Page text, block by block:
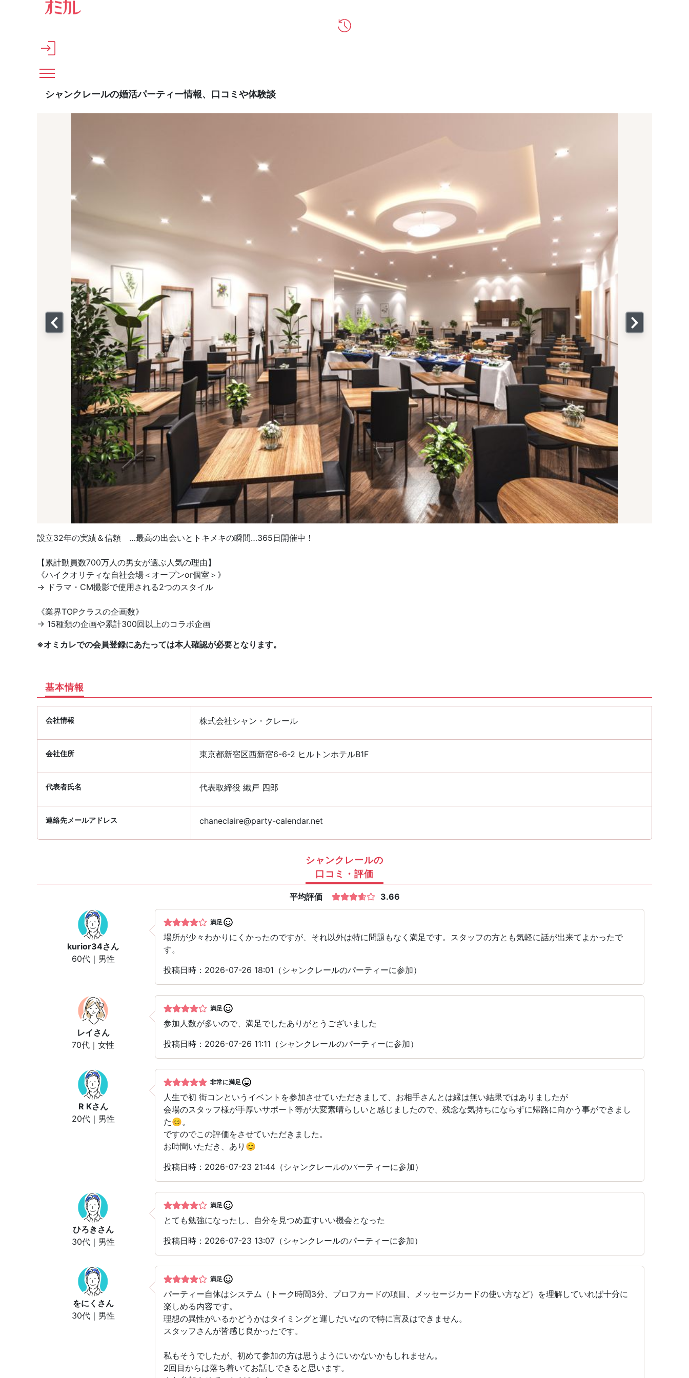
メインコンテンツへスキップ
シャンクレールの婚活パーティー情報、口コミや体験談
設立32年の実績＆信頼 …最高の出会いとトキメキの瞬間…365日開催中！
【累計動員数700万人の男女が選ぶ人気の理由】
《ハイクオリティな自社会場＜オープンor個室＞》
→ ドラマ・CM撮影で使用される2つのスタイル
《業界TOPクラスの企画数》
→ 15種類の企画や累計300回以上のコラボ企画
※オミカレでの会員登録にあたっては本人確認が必要となります。
基本情報
会社情報 株式会社シャン・クレール
会社住所 東京都新宿区西新宿6-6-2 ヒルトンホテルB1F
代表者氏名 代表取締役 織戸 四郎
連絡先メールアドレス chaneclaire@party-calendar.net
シャンクレールの
口コミ・評価
平均評価 3.66
kurior34さん
60代｜男性
満足
場所が少々わかりにくかったのですが、それ以外は特に問題もなく満足です。スタッフの方とも気軽に話が出来てよかったで
す。
投稿日時：2026-07-26 18:01（シャンクレールのパーティーに参加）
レイ さん
70代｜女性
満足
参加人数が多いので、満足でしたありがとうございました
投稿日時：2026-07-26 11:11（シャンクレールのパーティーに参加）
R Kさん
20代｜男性
非常に満足
人生で初 街コンというイベントを参加させていただきまして、お相手さんとは縁は無い結果ではありましたが
会場のスタッフ様が手厚いサポート等が大変素晴らしいと感じましたので、残念な気持ちにならずに帰路に向かう事ができまし
た😊。
ですのでこの評価をさせていただきました。
お時間いただき、あり😊
投稿日時：2026-07-23 21:44（シャンクレールのパーティーに参加）
ひろき さん
30代｜男性
満足
とても勉強になったし、自分を見つめ直すいい機会となった
投稿日時：2026-07-23 13:07（シャンクレールのパーティーに参加）
をにく さん
30代｜男性
満足
パーティー自体はシステム（トーク時間3分、プロフカードの項目、メッセージカードの使い方など）を理解していれば十分に
楽しめる内容です。
理想の異性がいるかどうかはタイミングと運しだいなので特に言及はできません。
スタッフさんが皆感じ良かったです。
私もそうでしたが、初めて参加の方は思うようにいかないかもしれません。
2回目からは落ち着いてお話しできると思います。